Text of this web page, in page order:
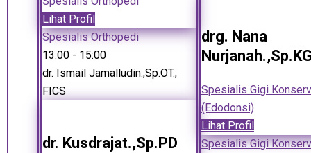
Lihat Profil
Spesialis Orthopedi
13:00 - 15:00
dr. Ismail Jamalludin.,Sp.OT.,
FICS
dr. Kusdrajat.,Sp.PD
drg. Nana
Spesialis Gigi
(Edodonsi)
Lihat Profil
Spesialis Gigi